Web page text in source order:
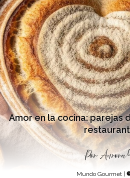
Amor en la cocina: parejas
Por Aurora
Mundo Gourmet |